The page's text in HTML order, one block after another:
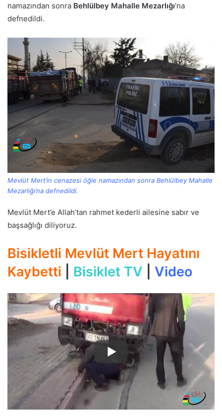
namazından sonra Behlülbey Mahalle Mezarlığı‘na
defnedildi.
Mevlüt Mert’in cenazesi öğle namazından sonra Behlülbey Mahalle
Mezarlığı’na defnedildi.
Mevlüt Mert’e Allah’tan rahmet kederli ailesine sabır ve
başsağlığı diliyoruz.
Bisikletli Mevlüt Mert Hayatını
Kaybetti
Bisiklet TV Video